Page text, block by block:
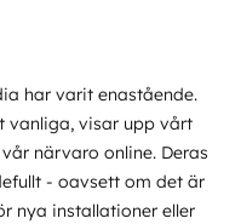
har varit enastående.
vanliga, visar upp vårt
närvaro online. Deras
- oavsett om det är
nya installationer eller